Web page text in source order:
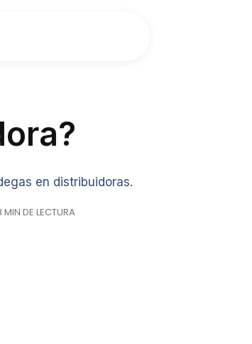
en distribuidoras.
DE LECTURA